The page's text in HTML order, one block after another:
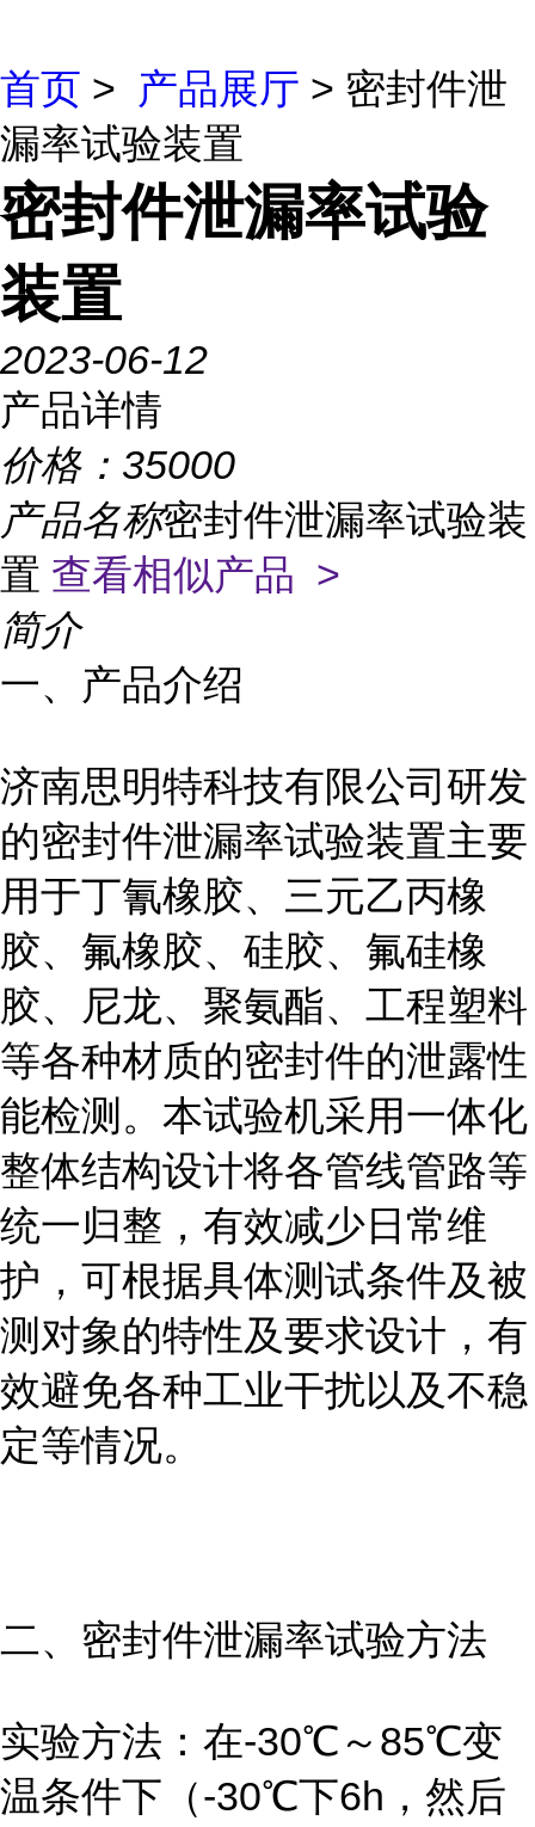
首页 > 产品展厅 > 密封件泄
漏率试验装置
密封件泄漏率试验
装置
2023-06-12
产品详情
价格： 35000
产品名称密封件泄漏率试验装
置 查看相似产品 >
简介
一、产品介绍
济南思明特科技有限公司研发
的密封件泄漏率试验装置主要
用于丁氰橡胶、三元乙丙橡
胶、氟橡胶、硅胶、氟硅橡
胶、尼龙、聚氨酯、工程塑料
等各种材质的密封件的泄露性
能检测。本试验机采用一体化
整体结构设计将各管线管路等
统一归整，有效减少日常维
护，可根据具体测试条件及被
测对象的特性及要求设计，有
效避免各种工业干扰以及不稳
定等情况。
二、密封件泄漏率试验方法
实验方法：在-30℃～85℃变
温条件下（-30℃下6h，然后